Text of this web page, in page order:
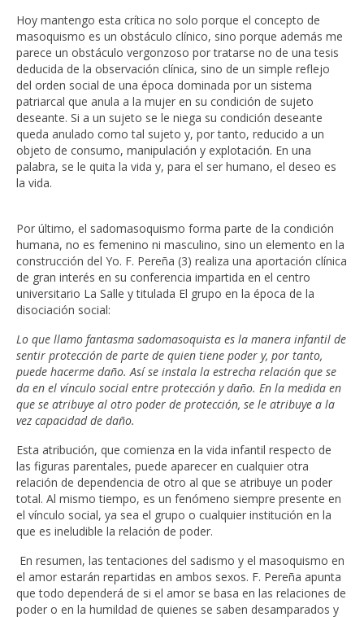
Hoy mantengo esta crítica no solo porque el concepto de
masoquismo es un obstáculo clínico, sino porque además me
parece un obstáculo vergonzoso por tratarse no de una tesis
deducida de la observación clínica, sino de un simple reflejo
del orden social de una época dominada por un sistema
patriarcal que anula a la mujer en su condición de sujeto
deseante. Si a un sujeto se le niega su condición deseante
queda anulado como tal sujeto y, por tanto, reducido a un
objeto de consumo, manipulación y explotación. En una
palabra, se le quita la vida y, para el ser humano, el deseo es
la vida.
Por último, el sadomasoquismo forma parte de la condición
humana, no es femenino ni masculino, sino un elemento en la
construcción del Yo. F. Pereña (3) realiza una aportación clínica
de gran interés en su conferencia impartida en el centro
universitario La Salle y titulada El grupo en la época de la
disociación social:
Lo que llamo fantasma sadomasoquista es la manera infantil de
sentir protección de parte de quien tiene poder y, por tanto,
puede hacerme daño. Así se instala la estrecha relación que se
da en el vínculo social entre protección y daño. En la medida en
que se atribuye al otro poder de protección, se le atribuye a la
vez capacidad de daño.
Esta atribución, que comienza en la vida infantil respecto de
las figuras parentales, puede aparecer en cualquier otra
relación de dependencia de otro al que se atribuye un poder
total. Al mismo tiempo, es un fenómeno siempre presente en
el vínculo social, ya sea el grupo o cualquier institución en la
que es ineludible la relación de poder.
En resumen, las tentaciones del sadismo y el masoquismo en
el amor estarán repartidas en ambos sexos. F. Pereña apunta
que todo dependerá de si el amor se basa en las relaciones de
poder o en la humildad de quienes se saben desamparados y